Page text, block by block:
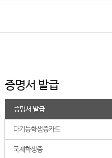
건
대
학
교
메
뉴
로
증명서 발급
증명서 발급
다기능학생증카드
국제학생증